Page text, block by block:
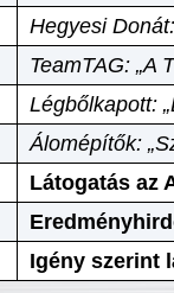
Hegyesi
TeamTAG: „A
Légbőlkapott:
Álomépítők:
Látogatás az
Igény szerint